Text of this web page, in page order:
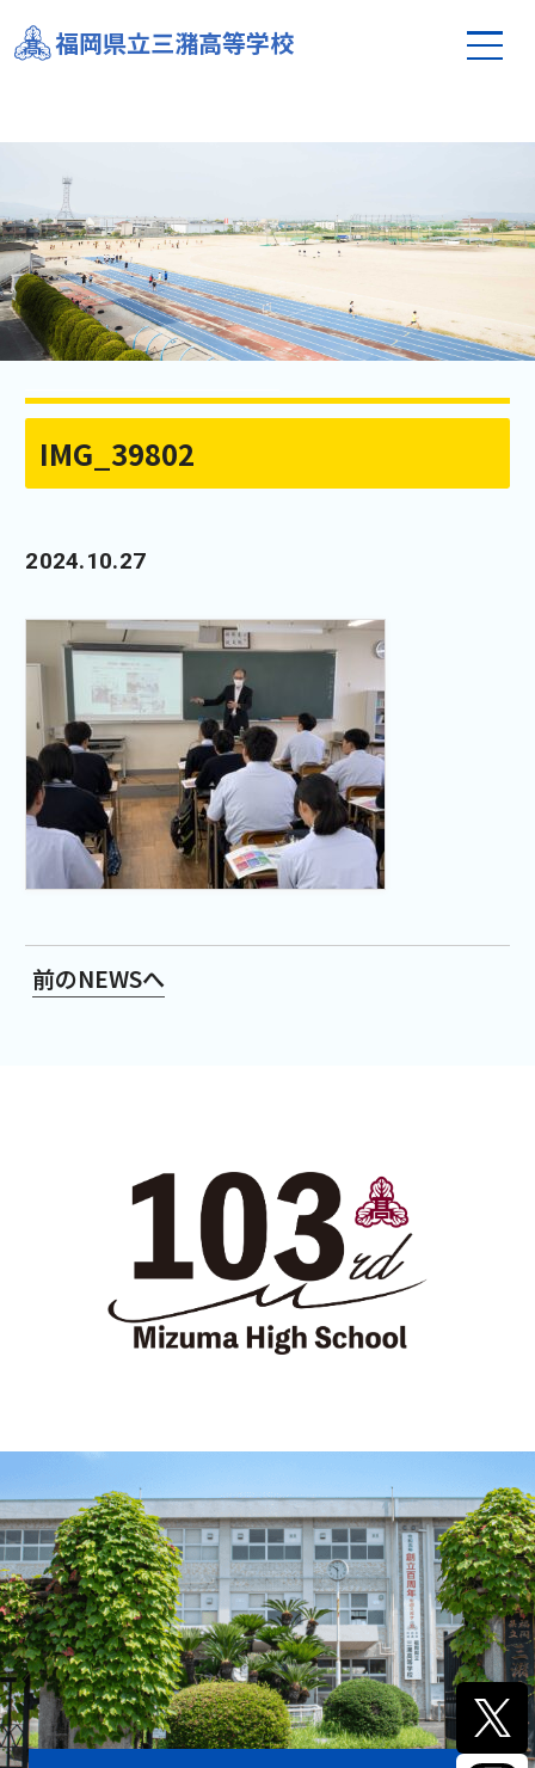
福岡県立三潴高等学校
IMG_39802
2024.10.27
前のNEWSへ